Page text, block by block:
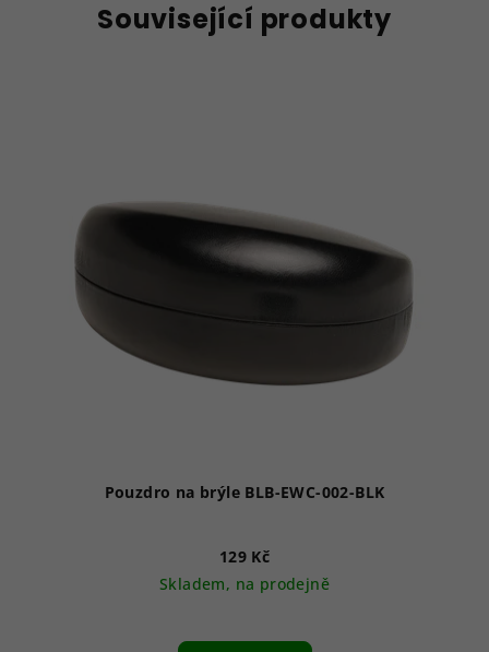
Související produkty
Pouzdro na brýle BLB-EWC-002-BLK
129 Kč
Skladem, na prodejně